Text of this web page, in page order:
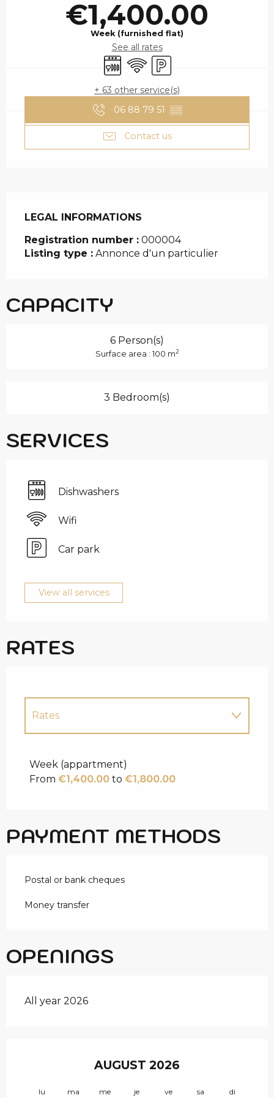
€1,400.00
Week (furnished flat)
See all rates
Dishwashers
Wifi Car park
+ 63 other service(s)
06 88 79 51 ▒▒
Contact us
LEGAL INFORMATIONS
LEGAL INFORMATIONS
Registration number : 000004
Listing type : Annonce d'un particulier
CAPACITY
6 Person(s)
Surface area : 100 m2
3 Bedroom(s)
SERVICES
Dishwashers
Wifi
Car park
View all services
RATES
Rates
Week (appartment)
From €1,400.00 to €1,800.00
PAYMENT METHODS
Postal or bank cheques
Money transfer
OPENINGS
All year 2026
AUGUST 2026
lu ma me je ve sa di